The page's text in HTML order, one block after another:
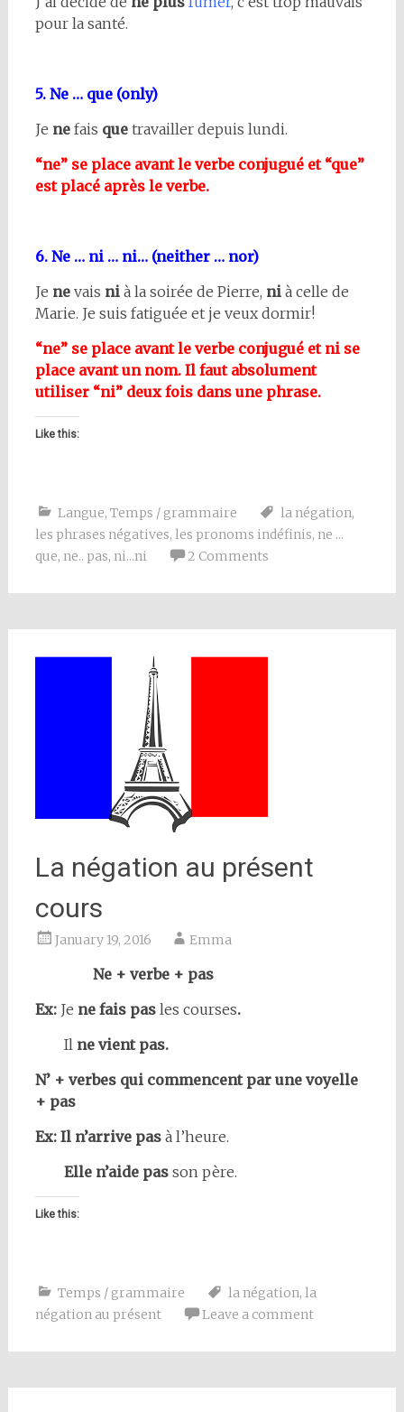
pour la santé.
5. Ne … que (only)
Je nefais quetravailler depuis lundi.
“ne” se place avant le verbe conjugué et “que”
est placé après le verbe.
6. Ne … ni … ni… (neither … nor)
Je nevais nià la soirée de Pierre, nià celle de
Marie. Je suis fatiguée et je veux dormir!
“ne” se place avant le verbe conjugué et ni se
place avant un nom. Il faut absolument
utiliser “ni” deux fois dans une phrase.
Like this:
Langue, Temps / grammaire la négation,
les phrases négatives, les pronoms indéfinis, ne ...
que, ne.. pas, ni...ni 2 Comments
La négation au présent
cours
January 19, 2016 Emma
Ne + verbe + pas
Ex: Je ne fais pas les courses.
Ilne vient pas.
N’ + verbes qui commencent par une voyelle
+ pas
Ex: Il n’arrive pas à l’heure.
Elle n’aide pas son père.
Like this:
Temps / grammaire la négation, la
négation au présent
Leave a comment